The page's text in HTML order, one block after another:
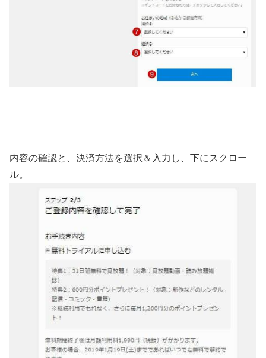
内容の確認と、決済方法を選択＆入力し、下にスクロー
ル。